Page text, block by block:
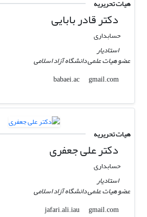
هیات تحریریه
دکتر قادر بابایی
حسابداری
استادیار
عضو هیات علمی دانشگاه آزاد اسلامی
babaei.ac
gmail.com
هیات تحریریه
دکتر علی جعفری
حسابداری
استادیار
عضو هیات علمی دانشگاه آزاد اسلامی
jafari.ali.iau
gmail.com